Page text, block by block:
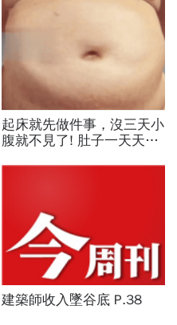
起床就先做件事，沒三天小
腹就不見了! 肚子一天天變
建築師收入墜谷底 P.38